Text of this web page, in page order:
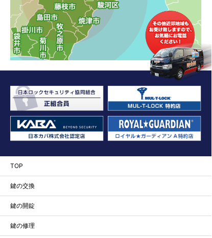
TOP
鍵の交換
鍵の開錠
鍵の修理